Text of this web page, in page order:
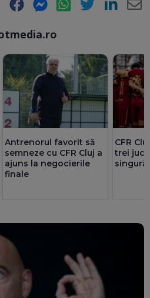
Facebook Messenger WhatsApp Twitter LinkedIn
Antrenorul favorit să
semneze cu CFR Cluj a
ajuns la negocierile
finale
CFR
trei
singură